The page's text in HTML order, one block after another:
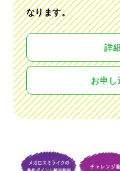
なります。
詳
お申